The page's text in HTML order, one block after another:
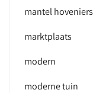
mantel hoveniers
marktplaats
modern
moderne tuin